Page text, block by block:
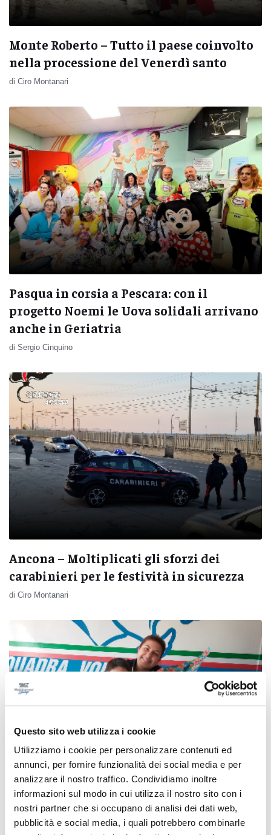
Questo sito web utilizza i cookie
Utilizziamo i cookie per personalizzare contenuti ed
annunci, per fornire funzionalità dei social media e per
analizzare il nostro traffico. Condividiamo inoltre
informazioni sul modo in cui utilizza il nostro sito con i
nostri partner che si occupano di analisi dei dati web,
pubblicità e social media, i quali potrebbero combinarle
Monte Roberto – Tutto il paese coinvolto
nella processione del Venerdì santo
di Ciro Montanari
Pasqua in corsia a Pescara: con il
progetto Noemi le Uova solidali arrivano
anche in Geriatria
di Sergio Cinquino
Ancona – Moltiplicati gli sforzi dei
carabinieri per le festività in sicurezza
di Ciro Montanari
Ancona - La polizia ed il questore
incontrano Maikol per gli auguri di